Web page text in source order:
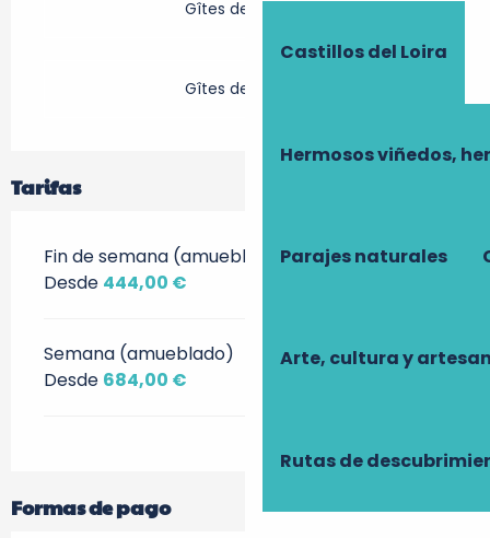
Castillos del Loira
Hermosos viñedos,
Parajes naturales
Arte, cultura y
Rutas de
Gîtes de France
Gîtes de France
Tarifas
Fin de semana (amueblado)
Desde 444,00 €
Semana (amueblado)
Desde 684,00 €
Formas de pago